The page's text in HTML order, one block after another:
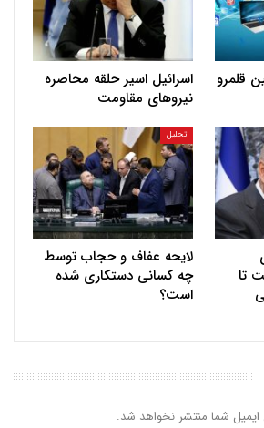
قلمرو
اسرائیل اسیر حلقه محاصره
نیروهای مقاومت
تا
تحلیل
لایحه عفاف و حجاب توسط
چه کسانی دستکاری شده
است؟
شما منتشر نخواهد شد.